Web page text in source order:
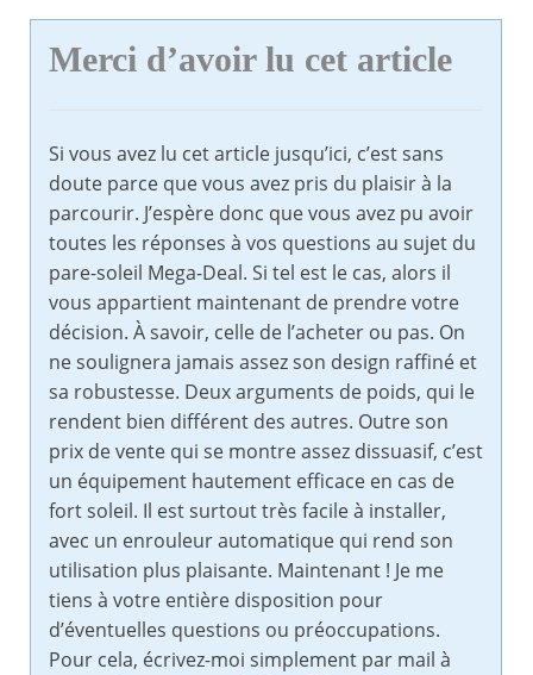
Merci d’avoir lu cet article
Si vous avez lu cet article jusqu’ici, c’est sans
doute parce que vous avez pris du plaisir à la
parcourir. J’espère donc que vous avez pu avoir
toutes les réponses à vos questions au sujet du
pare-soleil Mega-Deal. Si tel est le cas, alors il
vous appartient maintenant de prendre votre
décision. À savoir, celle de l’acheter ou pas. On
ne soulignera jamais assez son design raffiné et
sa robustesse. Deux arguments de poids, qui le
rendent bien différent des autres. Outre son
prix de vente qui se montre assez dissuasif, c’est
un équipement hautement efficace en cas de
fort soleil. Il est surtout très facile à installer,
avec un enrouleur automatique qui rend son
utilisation plus plaisante. Maintenant ! Je me
tiens à votre entière disposition pour
d’éventuelles questions ou préoccupations.
Pour cela, écrivez-moi simplement par mail à